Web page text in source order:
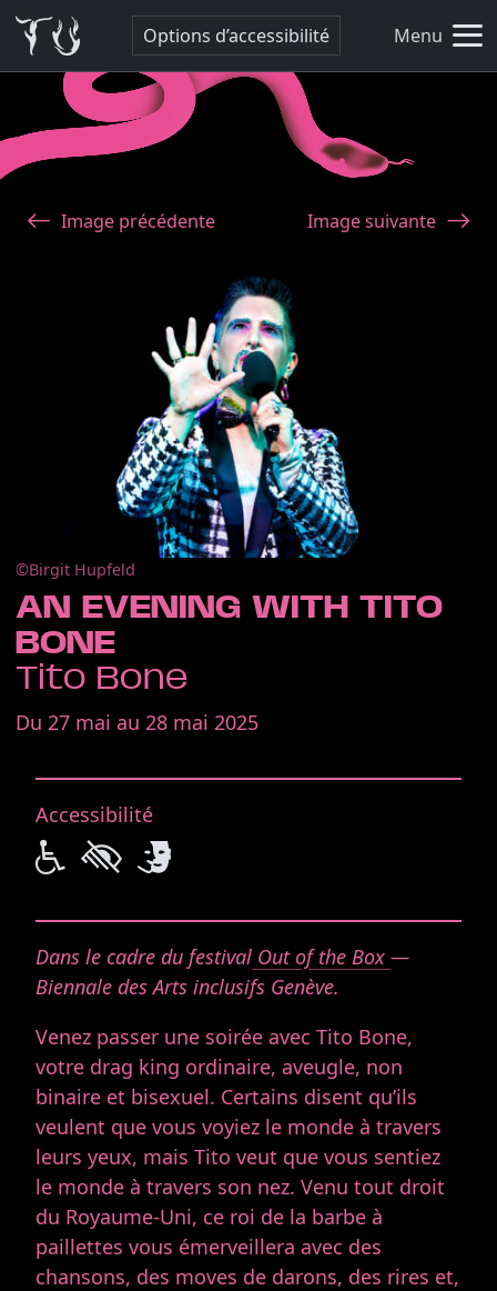
Options d’accessibilité Menu
Image précédente Image suivante
©Quiplash
AN EVENING WITH TITO
BONE
Tito Bone
Du 27 mai au 28 mai 2025
Accessibilité
Dans le cadre du festival Out of the Box—
Biennale des Arts inclusifs Genève.
Venez passer une soirée avec Tito Bone,
votre drag king ordinaire, aveugle, non
binaire et bisexuel. Certains disent qu’ils
veulent que vous voyiez le monde à travers
leurs yeux, mais Tito veut que vous sentiez
le monde à travers son nez. Venu tout droit
du Royaume-Uni, ce roi de la barbe à
paillettes vous émerveillera avec des
chansons, des moves de darons, des rires et,